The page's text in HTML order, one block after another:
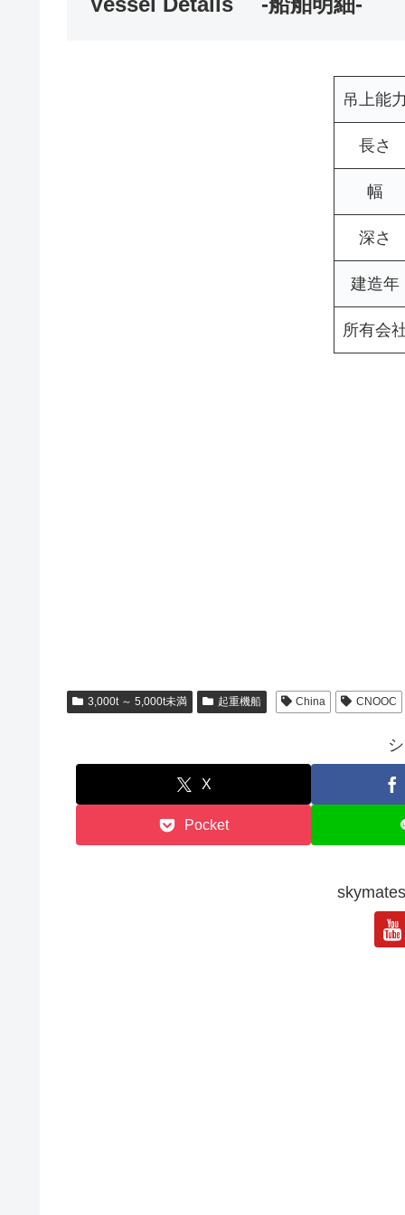
吊上能
長さ
幅
深さ
建造年
所有会
3,000t ～ 5,000t未満 起重機船 China CNOOC
X
Pocket